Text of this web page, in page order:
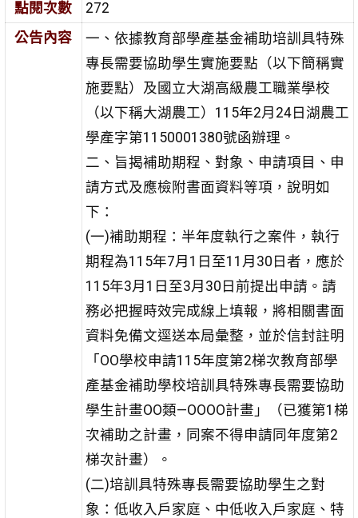
點閱次數
272
公告內容
一、依據教育部學產基金補助培訓具特殊
專長需要協助學生實施要點（以下簡稱實
施要點）及國立大湖高級農工職業學校
（以下稱大湖農工）115年2月24日湖農工
學產字第1150001380號函辦理。
二、旨揭補助期程、對象、申請項目、申
請方式及應檢附書面資料等項，說明如
下：
(一)補助期程：半年度執行之案件，執行
期程為115年7月1日至11月30日者，應於
115年3月1日至3月30日前提出申請。請
務必把握時效完成線上填報，將相關書面
資料免備文逕送本局彙整，並於信封註明
「OO學校申請115年度第2梯次教育部學
產基金補助學校培訓具特殊專長需要協助
學生計畫OO類—OOOO計畫」（已獲第1梯
次補助之計畫，同案不得申請同年度第2
梯次計畫）。
(二)培訓具特殊專長需要協助學生之對
象：低收入戶家庭、中低收入戶家庭、特